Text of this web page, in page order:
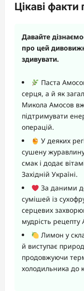
Цікаві
Давайте
про цей
здивувати.
Паста
серця, а й як
Микола Амосов
підтримувати
операцій.
У деяких
сушену
смак і додає
Західній Україні.
За даними
сумішей із
серцевих
мудрість рецепту
Лимон у
й виступає
продовжуючи
холодильника до